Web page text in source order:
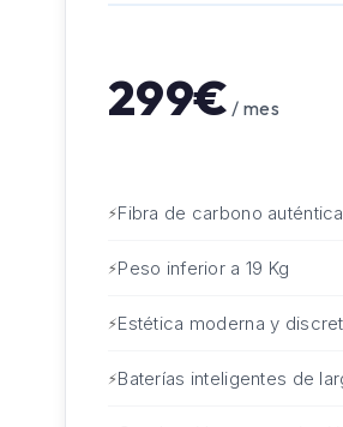
299€ / mes
Fibra de carbono auténtica
Peso inferior a 19 Kg
Estética moderna y
Baterías inteligentes de